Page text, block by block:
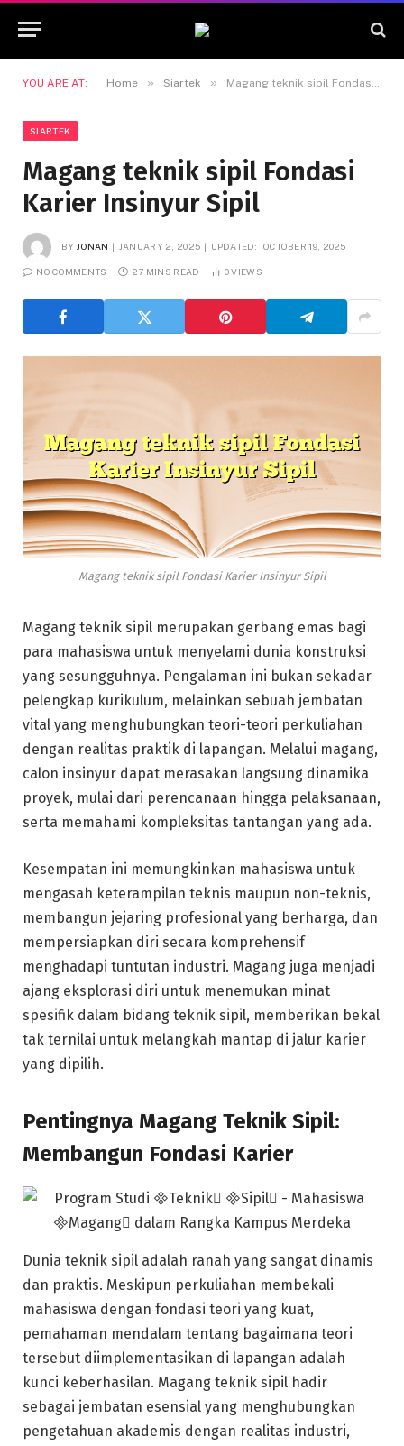
YOU ARE AT: Home » Siartek » Magang teknik sipil Fondasi Karier Insinyur Sipil
SIARTEK
Magang teknik sipil Fondasi
Karier Insinyur Sipil
BY JONAN JANUARY 2, 2025 UPDATED: OCTOBER 19, 2025
NO COMMENTS 27 MINS READ 0VIEWS
Magang teknik sipil Fondasi Karier Insinyur Sipil
Magang teknik sipil merupakan gerbang emas bagi
para mahasiswa untuk menyelami dunia konstruksi
yang sesungguhnya. Pengalaman ini bukan sekadar
pelengkap kurikulum, melainkan sebuah jembatan
vital yang menghubungkan teori-teori perkuliahan
dengan realitas praktik di lapangan. Melalui magang,
calon insinyur dapat merasakan langsung dinamika
proyek, mulai dari perencanaan hingga pelaksanaan,
serta memahami kompleksitas tantangan yang ada.
Kesempatan ini memungkinkan mahasiswa untuk
mengasah keterampilan teknis maupun non-teknis,
membangun jejaring profesional yang berharga, dan
mempersiapkan diri secara komprehensif
menghadapi tuntutan industri. Magang juga menjadi
ajang eksplorasi diri untuk menemukan minat
spesifik dalam bidang teknik sipil, memberikan bekal
tak ternilai untuk melangkah mantap di jalur karier
yang dipilih.
Pentingnya Magang Teknik Sipil:
Membangun Fondasi Karier
Dunia teknik sipil adalah ranah yang sangat dinamis
dan praktis. Meskipun perkuliahan membekali
mahasiswa dengan fondasi teori yang kuat,
pemahaman mendalam tentang bagaimana teori
tersebut diimplementasikan di lapangan adalah
kunci keberhasilan. Magang teknik sipil hadir
sebagai jembatan esensial yang menghubungkan
pengetahuan akademis dengan realitas industri,